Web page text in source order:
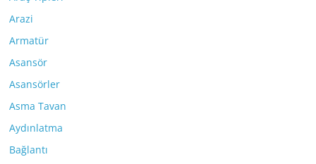
Arazi
Armatür
Asansör
Asansörler
Asma Tavan
Aydınlatma
Bağlantı